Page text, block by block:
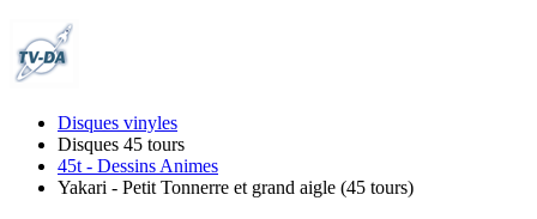
Disques vinyles
Disques 45 tours
45t - Dessins Animes
Yakari - Petit Tonnerre et grand aigle (45 tours)